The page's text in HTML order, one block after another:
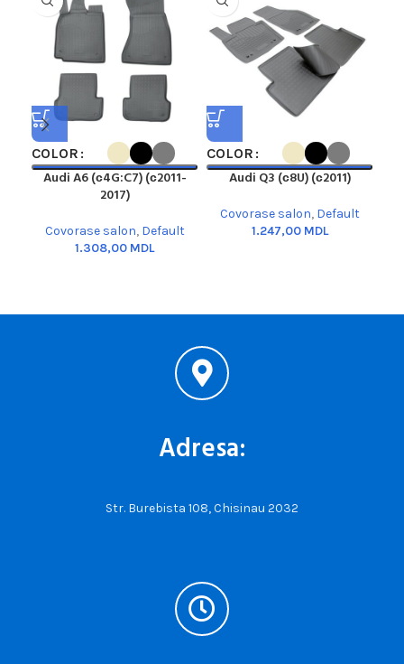
COLOR
Audi A6 (с4G:C7) (с2011-
2017)
Covorase salon, Default
MDL
COLOR
Audi Q3 (с8U) (с2011)
Covorase salon, Default
MDL
Adresa:
Str. Burebista 108, Chisinau 2032